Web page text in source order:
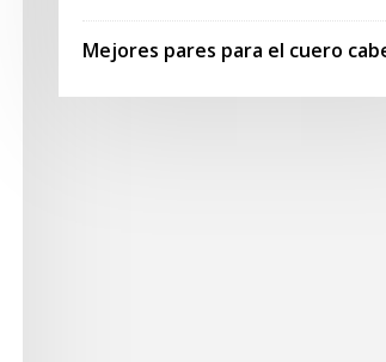
Mejores pares para el cuero